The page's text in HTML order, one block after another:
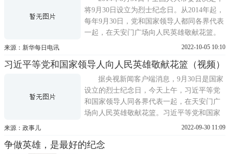
民英雄，永垂不朽!
将9月30日设立为烈士纪念日。从2014年起，
每年9月30日，党和国家领导人都同各界代表
一起，在天安门广场向人民英雄敬献花篮。
人民英雄纪念碑究竟是怎么来的?对中国人意
民英雄纪念碑建设者后人、人民英雄纪念碑
展览策展人，听他们讲述人民英雄纪念碑的
故事。一座独
来源：新华每日电讯 2022-10-05 10:10
习近平等党和国家领导人向人民英雄敬献花篮（视频）
据央视新闻客户端消息，9月30日是国家
设立的烈士纪念日，今天上午，习近平等党
和国家领导人同各界代表一起，在天安门广
场向人民英雄敬献花篮。习近平等党和国家
来源：政事儿 2022-09-30 11:09
争做英雄，是最好的纪念